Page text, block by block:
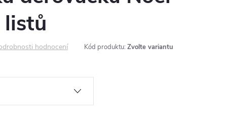
listů
hodnocení Kód produktu: Zvolte variantu